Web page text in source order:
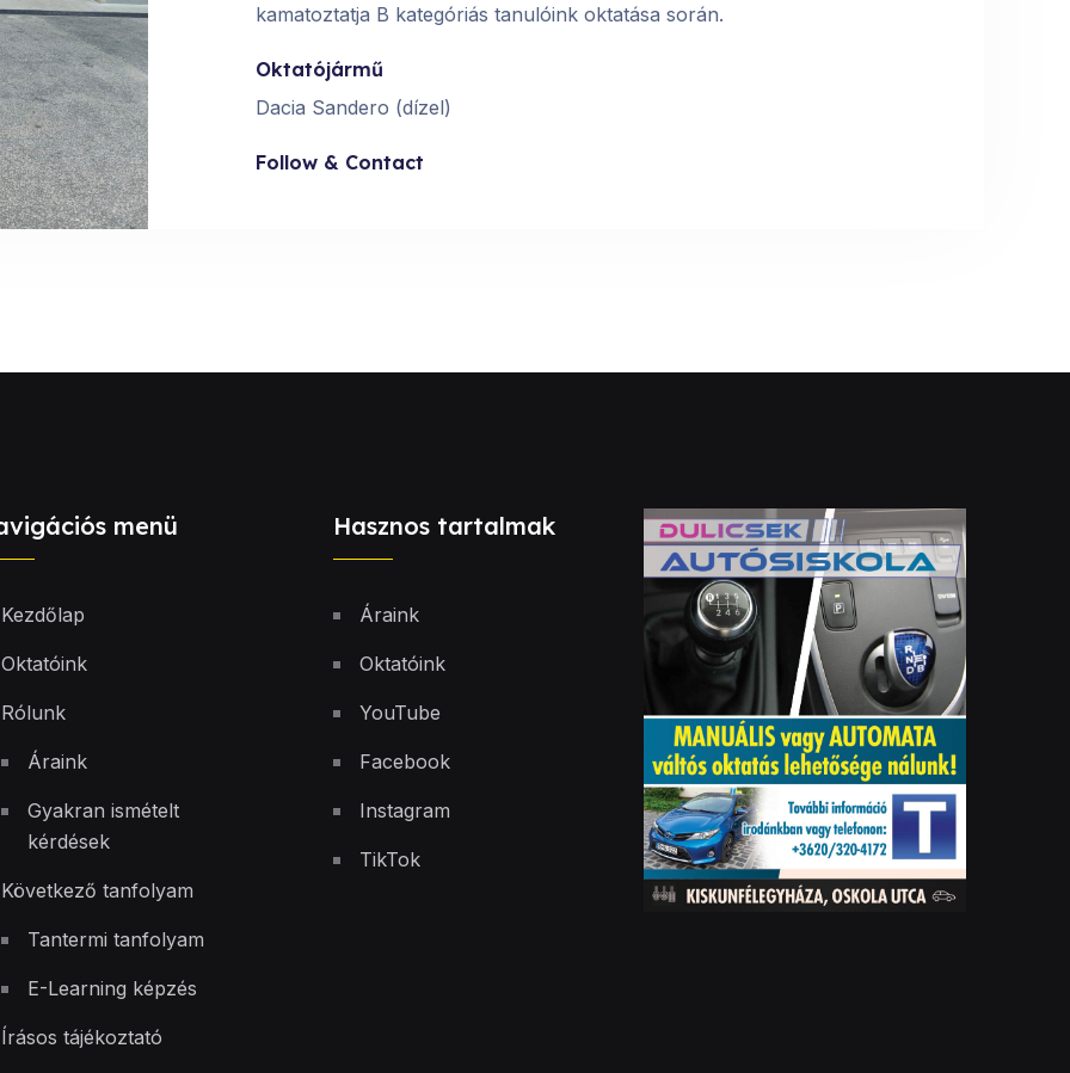
kamatoztatja B kategóriás tanulóink oktatása során.
Oktatójármű
Dacia Sandero (dízel)
Follow & Contact
menü
Kezdőlap
Oktatóink
Rólunk
Áraink
Gyakran ismételt
kérdések
Következő tanfolyam
Tantermi tanfolyam
E-Learning képzés
Írásos tájékoztató
Hasznos tartalmak
Áraink
Oktatóink
YouTube
Facebook
Instagram
TikTok